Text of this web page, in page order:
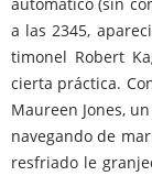
a las 2345,
timonel Robert
cierta práctica.
Maureen Jones,
navegando de
resfriado le